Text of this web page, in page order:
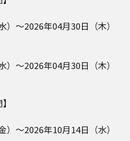
）～2026年04月30日（木）
）～2026年04月30日（木）
）～2026年10月14日（水）